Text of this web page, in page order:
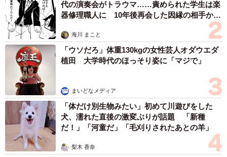
代の演奏会がトラウマ……責められた学生は楽
器修理職人に 10年後再会した因縁の相手から
海川 まこと
「ウソだろ」体重130kgの女性芸人オダウエダ
植田 大学時代のほっそり姿に「マジで」
まいどなメディア
「体だけ別生物みたい」初めて川遊びをした
犬、濡れた直後の激変ぶりが話題 「新種
だ！」「河童だ」「毛刈りされたあとの羊」
梨木 香奈